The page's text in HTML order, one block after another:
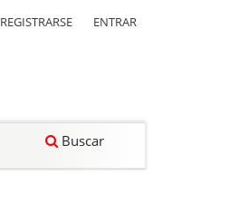
Buscar
REGISTRARSE ENTRAR